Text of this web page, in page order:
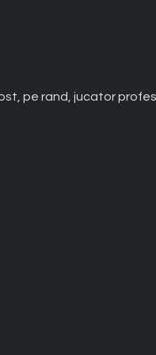
pe rand, jucator